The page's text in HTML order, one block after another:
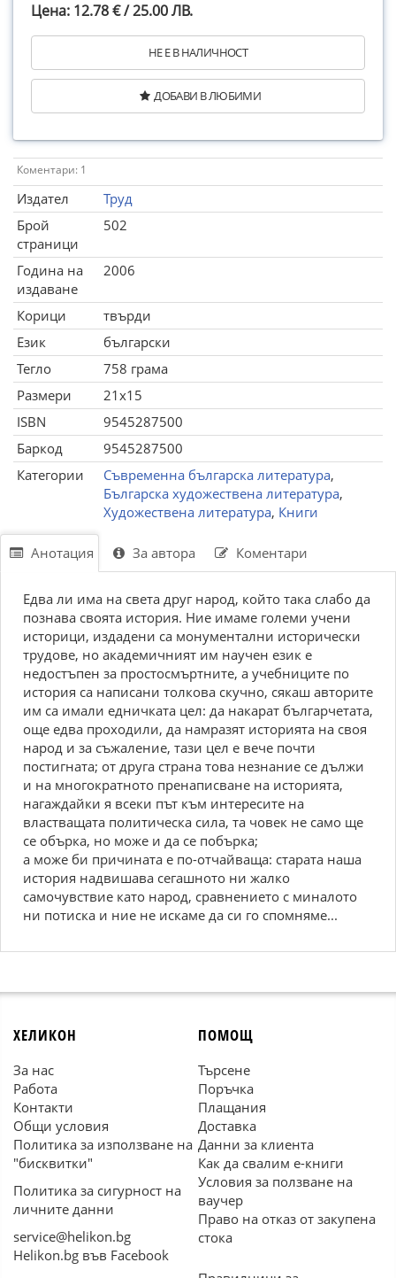
Цена: 12.78 € / 25.00 ЛВ.
НЕ Е В НАЛИЧНОСТ
ДОБАВИ В ЛЮБИМИ
Коментари: 1
Издател
Труд
Брой
страници
502
Година на
издаване
2006
Корици
твърди
Език
български
Тегло
758 грама
Размери
21x15
ISBN
9545287500
Баркод
9545287500
Категории
Съвременна българска литература,
Българска художествена литература,
Художествена литература, Книги
Анотация За автора Коментари
Едва ли има на света друг народ, който така слабо да
познава своята история. Ние имаме големи учени
историци, издадени са монументални исторически
трудове, но академичният им научен език е
недостъпен за простосмъртните, а учебниците по
история са написани толкова скучно, сякаш авторите
им са имали едничката цел: да накарат българчетата,
още едва проходили, да намразят историята на своя
народ и за съжаление, тази цел е вече почти
постигната; от друга страна това незнание се дължи
и на многократното пренаписване на историята,
нагаждайки я всеки път към интересите на
властващата политическа сила, та човек не само ще
се обърка, но може и да се побърка;
а може би причината е по-отчайваща: старата наша
история надвишава сегашното ни жалко
самочувствие като народ, сравнението с миналото
ни потиска и ние не искаме да си го спомняме...
ХЕЛИКОН
За нас
Работа
Контакти
Общи условия
Политика за използване на
"бисквитки"
Политика за сигурност на
личните данни
service@helikon.bg
Helikon.bg във Facebook
ПОМОЩ
Търсене
Поръчка
Плащания
Доставка
Данни за клиента
Как да свалим е-книги
Условия за ползване на
ваучер
Право на отказ от закупена
стока